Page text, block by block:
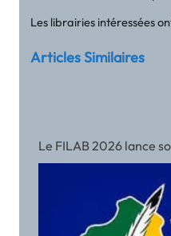
Les librairies intéressées
Articles Similaires
Le FILAB 2026 lance